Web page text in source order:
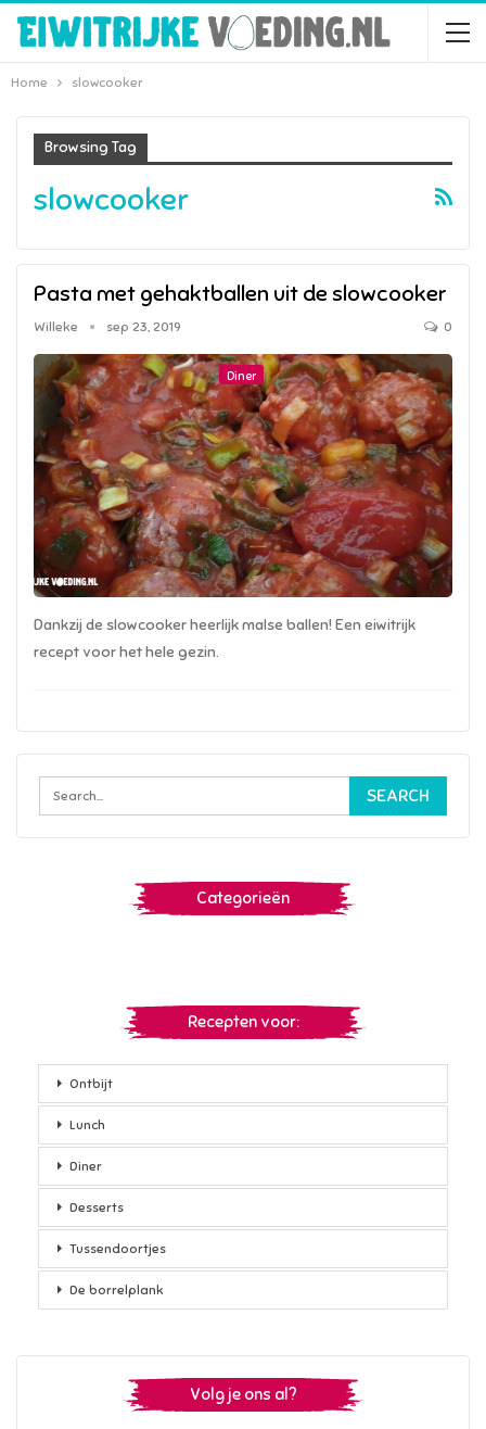
Home slowcooker
Browsing Tag
slowcooker
Pasta met gehaktballen uit de slowcooker
Willeke sep 23, 2019 0
Diner
Dankzij de slowcooker heerlijk malse ballen! Een eiwitrijk
recept voor het hele gezin.
Categorieën
Recepten voor:
Ontbijt
Lunch
Diner
Desserts
Tussendoortjes
De borrelplank
Volg je ons al?